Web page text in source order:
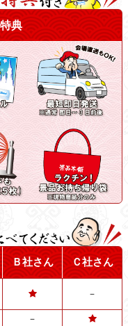
典
Ｂ社さん Ｃ社さん
－
－